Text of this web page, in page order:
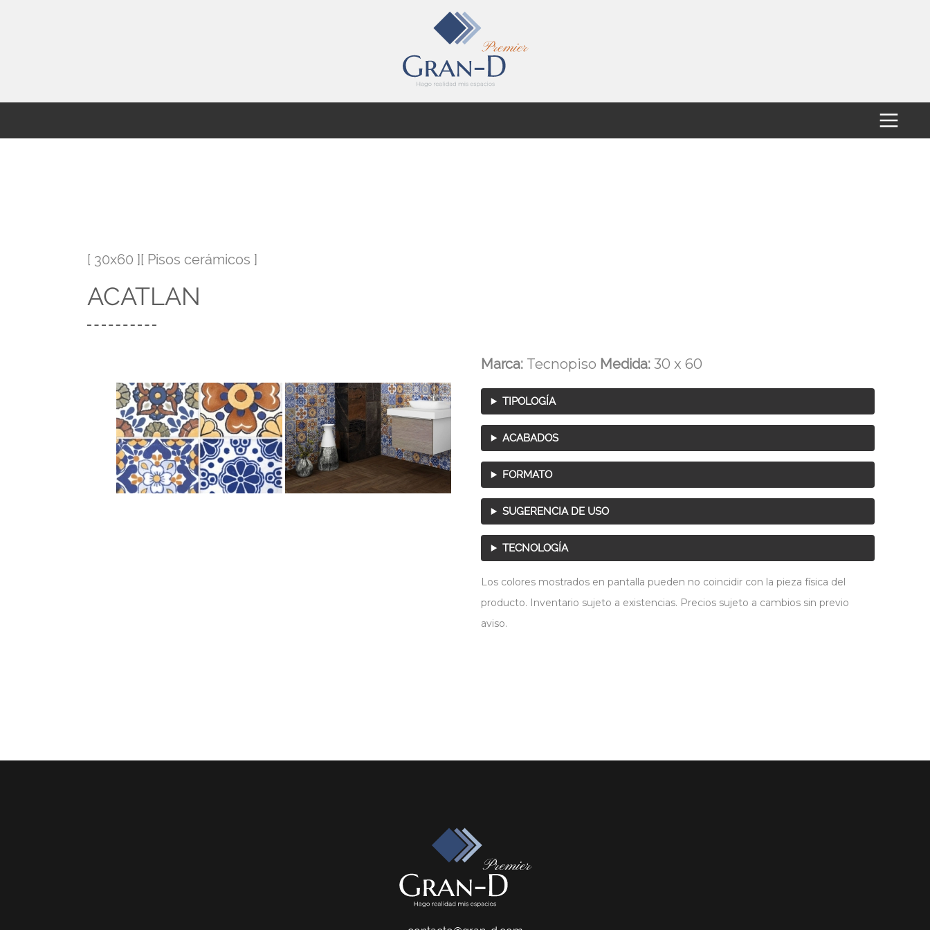
[ 30x60 ][ Pisos cerámicos ]
ACATLAN
Marca:Tecnopiso Medida:30 x 60
TIPOLOGÍA
ACABADOS
FORMATO
SUGERENCIA DE USO
TECNOLOGÍA
Los colores mostrados en pantalla pueden no coincidir con la pieza física del
producto. Inventario sujeto a existencias. Precios sujeto a cambios sin previo
aviso.